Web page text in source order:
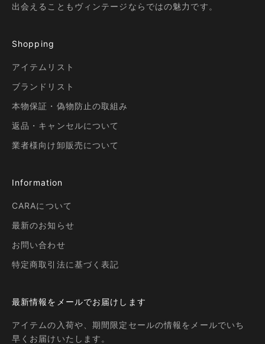
出会えることもヴィンテージならではの魅力です。
Shopping
アイテムリスト
ブランドリスト
本物保証・偽物防止の取組み
返品・キャンセルについて
業者様向け卸販売について
Information
CARAについて
最新のお知らせ
お問い合わせ
特定商取引法に基づく表記
最新情報をメールでお届けします
アイテムの入荷や、期間限定セールの情報をメールでいち
早くお届けいたします。